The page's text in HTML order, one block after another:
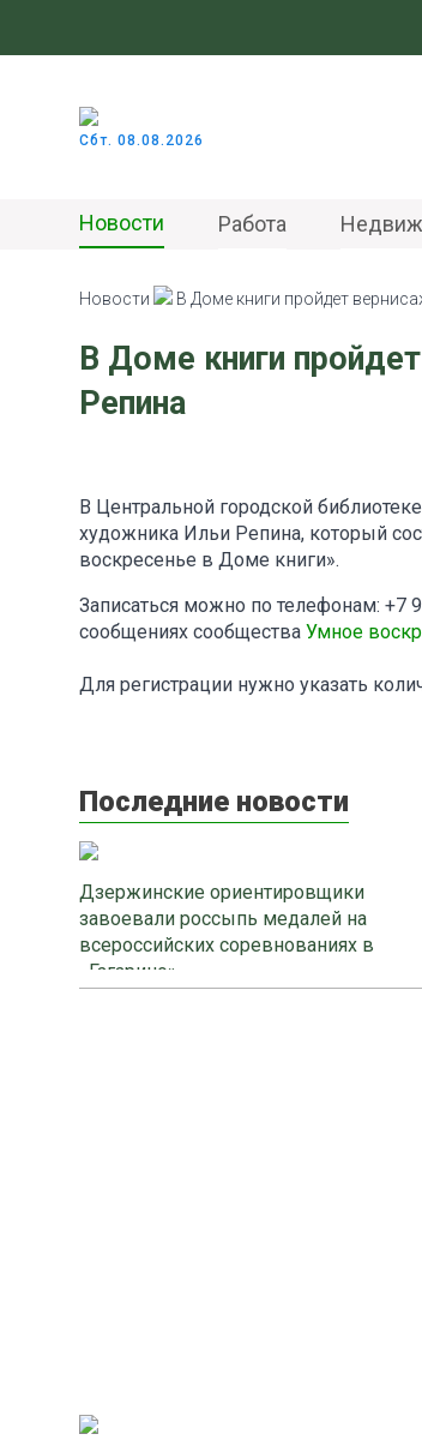
Сбт. 08.08.2026
Новости Работа
Новости В Доме книги пройдет
В Доме книги
Репина
В Центральной городской
художника Ильи Репина, который
воскресенье в Доме книги».
Записаться можно по телефонам: +7
сообщениях сообщества Умное
Для регистрации нужно указать
Последние новости
Дзержинские ориентировщики
завоевали россыпь медалей на
всероссийских соревнованиях в
«Гагарино»